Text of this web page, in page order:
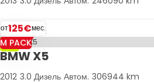
от125€мес.
-7%
M PACK
BMW X5
2012 3.0 Дизель Автом. 306944 km